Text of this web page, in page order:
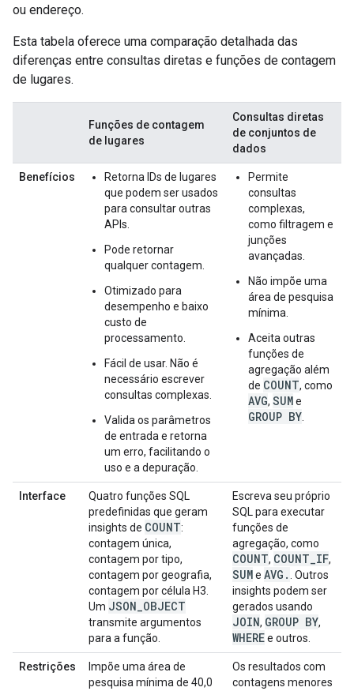
ou endereço.
Esta tabela oferece uma comparação detalhada das
diferenças entre consultas diretas e funções de contagem
de lugares.
Funções de contagem
de lugares
Consultas diretas
de conjuntos de
dados
Benefícios
Retorna IDs de lugares
que podem ser usados
para consultar outras
APIs.
Pode retornar
qualquer contagem.
Otimizado para
desempenho e baixo
custo de
processamento.
Fácil de usar. Não é
necessário escrever
consultas complexas.
Valida os parâmetros
de entrada e retorna
um erro, facilitando o
uso e a depuração.
Permite
consultas
complexas,
como filtragem e
junções
avançadas.
Não impõe uma
área de pesquisa
mínima.
Aceita outras
funções de
agregação além
de COUNT, como
AVG, SUMe
GROUP BY.
Interface
Quatro funções SQL
predefinidas que geram
insights de COUNT:
contagem única,
contagem por tipo,
contagem por geografia,
contagem por célula H3.
Um JSON OBJECT
transmite argumentos
para a função.
Escreva seu próprio
SQL para executar
funções de
agregação, como
COUNT, COUNT IF,
SUMe AVG .. Outros
insights podem ser
gerados usando
JOIN, GROUP BY,
WHEREe outros.
Restrições
Impõe uma área de
pesquisa mínima de 40,0
Os resultados com
contagens menores